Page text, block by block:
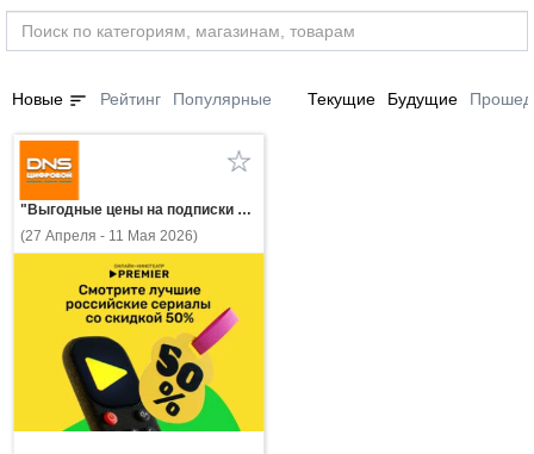
Новые sort Рейтинг Популярные Текущие Будущие
"Выгодные цены на подписки PREMIER!"
(27 Апреля - 11 Мая 2026)